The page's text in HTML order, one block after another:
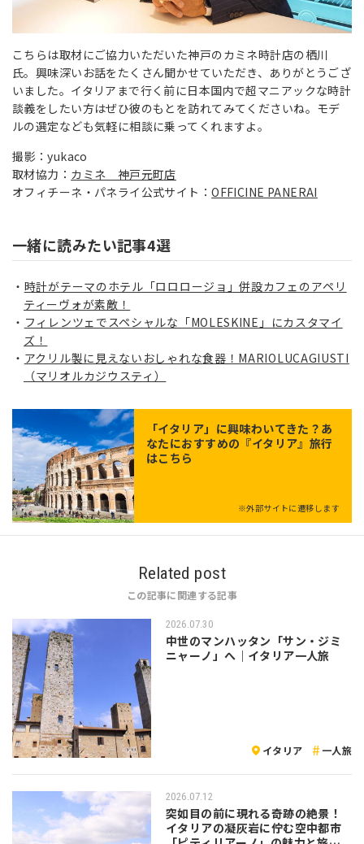
こちらは取材にご協力いただいた神戸のカミネ時計店の栖川
氏。興味深いお話をたくさん聞かせていただき、ありがとうござ
いました。イタリアまで行く前に日本国内で超マニアックな時計
談義をしたい方はぜひ彼のもとを訪れてみてくださいね。モデ
ルの選定なども気軽に相談に乗ってくれますよ。
撮影：yukaco
取材協力： カミネ 神戸元町店
オフィチーネ・パネライ公式サイト：OFFICINE PANERAI
一緒に読みたい記事4選
時計がテーマのホテル「ロロロージョ」併設カフェのアペリ
ティーヴォが素敵！
フィレンツェでスペシャルな「MOLESKINE」にカスタマイ
ズ！
アクリル製に見えないおしゃれな食器！MARIOLUCAGIUSTI
（マリオルカジウスティ）
「イタリア」に興味わいてきた？あ
なたにおすすめの『イタリア』旅行
はこちら
※外部サイトに遷移します
Related post
この記事に関連する記事
2026.07.30
中世のマンハッタン「サン・ジミ
ニャーノ」へ｜イタリア一人旅
イタリア 一人旅
2026.07.12
突如目の前に現れる奇跡の絶景！
イタリアの凝灰岩に佇む空中都市